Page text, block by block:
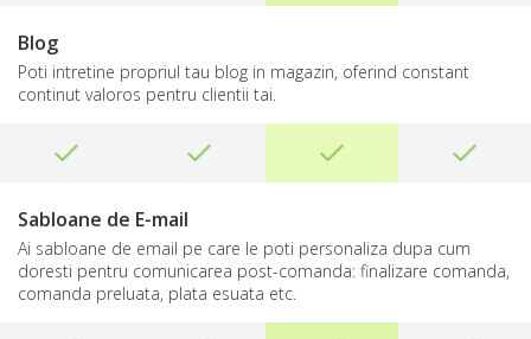
Blog
Poti intretine propriul tau blog in magazin, oferind constant
continut valoros pentru clientii tai.
Sabloane de E-mail
Ai sabloane de email pe care le poti personaliza dupa cum
doresti pentru comunicarea post-comanda: finalizare comanda,
comanda preluata, plata esuata etc.